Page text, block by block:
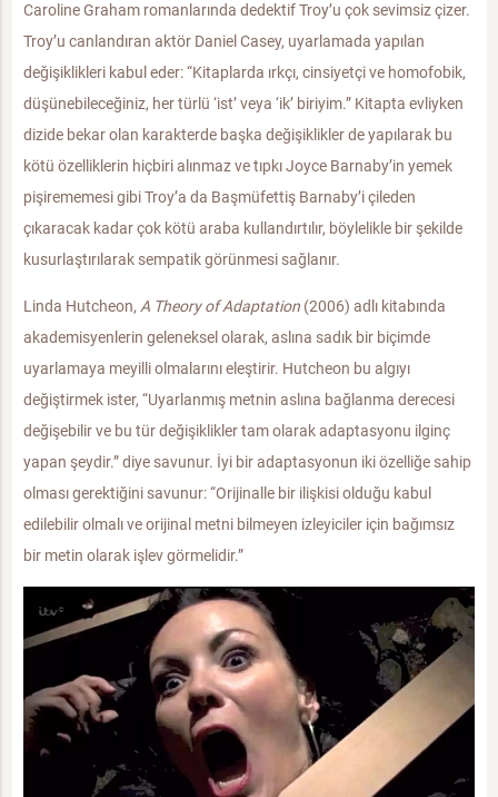
Caroline Graham romanlarında dedektif Troy’u çok sevimsiz çizer.
Troy’u canlandıran aktör Daniel Casey, uyarlamada yapılan
değişiklikleri kabul eder: “Kitaplarda ırkçı, cinsiyetçi ve homofobik,
düşünebileceğiniz, her türlü ‘ist’ veya ‘ik’ biriyim.” Kitapta evliyken
dizide bekar olan karakterde başka değişiklikler de yapılarak bu
kötü özelliklerin hiçbiri alınmaz ve tıpkı Joyce Barnaby’in yemek
pişirememesi gibi Troy’a da Başmüfettiş Barnaby’i çileden
çıkaracak kadar çok kötü araba kullandırtılır, böylelikle bir şekilde
kusurlaştırılarak sempatik görünmesi sağlanır.
Linda Hutcheon, A Theory of Adaptation (2006) adlı kitabında
akademisyenlerin geleneksel olarak, aslına sadık bir biçimde
uyarlamaya meyilli olmalarını eleştirir. Hutcheon bu algıyı
değiştirmek ister, “Uyarlanmış metnin aslına bağlanma derecesi
değişebilir ve bu tür değişiklikler tam olarak adaptasyonu ilginç
yapan şeydir.” diye savunur. İyi bir adaptasyonun iki özelliğe sahip
olması gerektiğini savunur: “Orijinalle bir ilişkisi olduğu kabul
edilebilir olmalı ve orijinal metni bilmeyen izleyiciler için bağımsız
bir metin olarak işlev görmelidir.”